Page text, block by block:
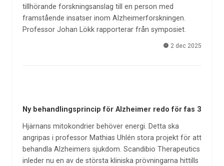
tillhörande forskningsanslag till en person med
framstående insatser inom Alzheimerforskningen.
Professor Johan Lökk rapporterar från symposiet.
2 dec 2025
Ny behandlingsprincip för Alzheimer redo för fas 3
Hjärnans mitokondrier behöver energi. Detta ska
angripas i professor Mathias Uhlén stora projekt för att
behandla Alzheimers sjukdom. Scandibio Therapeutics
inleder nu en av de största kliniska prövningarna hittills